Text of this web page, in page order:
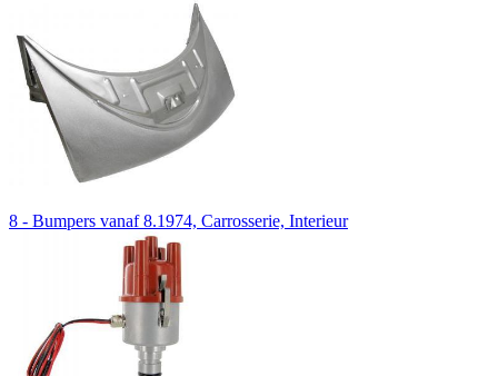
8 - Bumpers vanaf 8.1974, Carrosserie, Interieur